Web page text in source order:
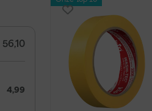
56,10
4,99